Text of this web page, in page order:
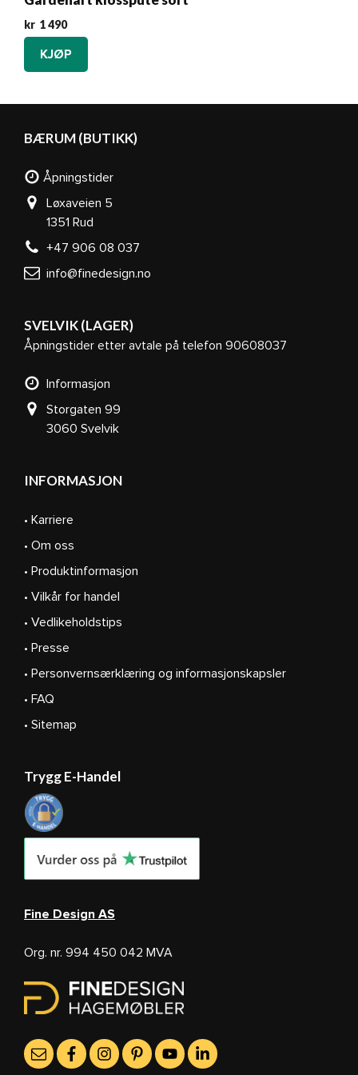
kr 1 490
KJØP
BÆRUM (BUTIKK)
Åpningstider
Løxaveien 5
1351 Rud
+47 906 08 037
info@finedesign.no
SVELVIK (LAGER)
Åpningstider etter avtale på telefon 90608037
Informasjon
Storgaten 99
3060 Svelvik
INFORMASJON
• Karriere
• Om oss
• Produktinformasjon
• Vilkår for handel
• Vedlikeholdstips
• Presse
• Personvernsærklæring og informasjonskapsler
• FAQ
• Sitemap
Trygg E-Handel
Fine Design AS
Org. nr. 994 450 042 MVA